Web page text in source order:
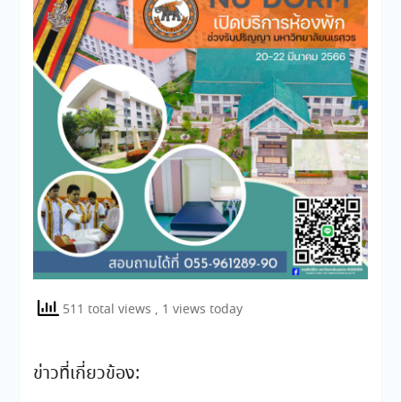
511 total views , 1 views today
ข่าวที่เกี่ยวข้อง: